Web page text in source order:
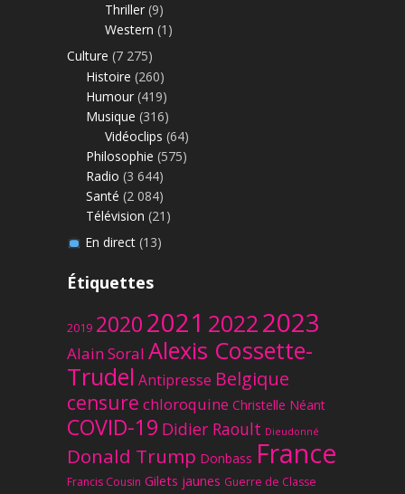
Thriller (9)
Western (1)
Culture (7 275)
Histoire (260)
Humour (419)
Musique (316)
Vidéoclips (64)
Philosophie (575)
Radio (3 644)
Santé (2 084)
Télévision (21)
En direct(13)
Étiquettes
2019 20202021 20222023
Alain Soral Alexis Cossette-
Trudel Antipresse Belgique
censure chloroquine Christelle Néant
COVID-19 Didier Raoult Dieudonné
Donald Trump Donbass France
Francis Cousin Gilets jaunes Guerre de Classe